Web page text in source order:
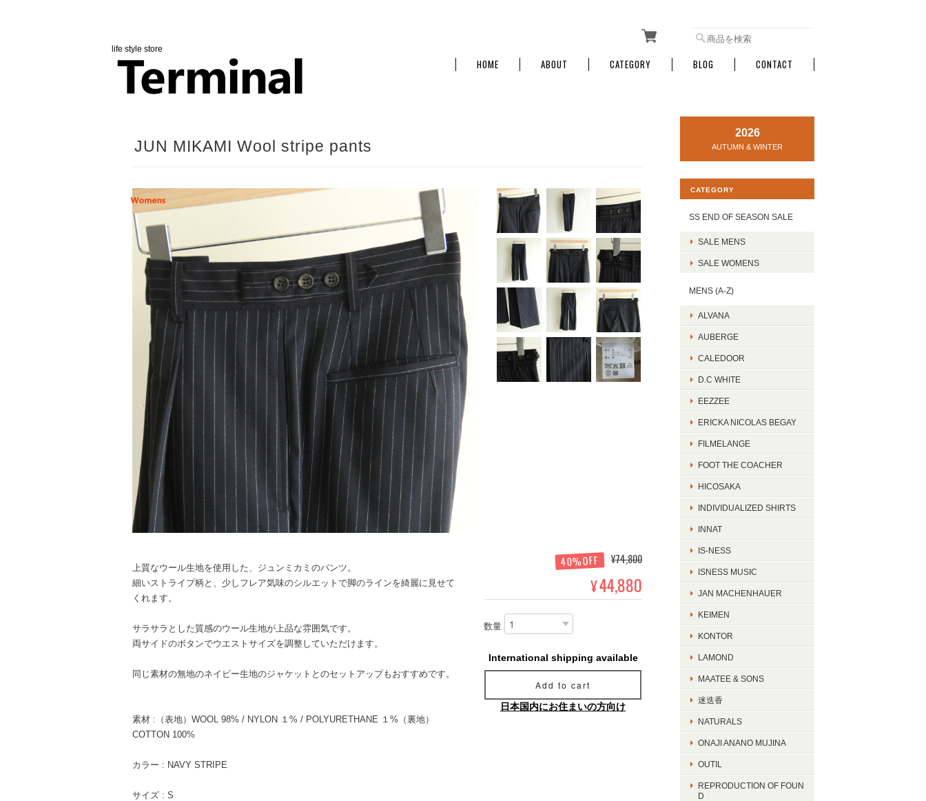
life style store
HOME ABOUT CATEGORY BLOG CONTACT
JUN MIKAMI Wool stripe pants
上質なウール生地を使用した、ジュンミカミのパンツ。
細いストライプ柄と、少しフレア気味のシルエットで脚のラインを綺麗に見せて
くれます。
サラサラとした質感のウール生地が上品な雰囲気です。
両サイドのボタンでウエストサイズを調整していただけます。
同じ素材の無地のネイビー生地のジャケットとのセットアップもおすすめです。
素材 :（表地）WOOL 98% / NYLON １% / POLYURETHANE １%（裏地）
COTTON 100%
カラー : NAVY STRIPE
サイズ : S
40%OFF ¥74,800
¥44,880
数量
International shipping available
Add to cart
日本国内にお住まいの方向け
2026
AUTUMN & WINTER
CATEGORY
SS END OF SEASON SALE
SALE MENS
SALE WOMENS
MENS (A-Z)
ALVANA
AUBERGE
CALEDOOR
D.C WHITE
EEZZEE
ERICKA NICOLAS BEGAY
FILMELANGE
FOOT THE COACHER
HICOSAKA
INDIVIDUALIZED SHIRTS
INNAT
IS-NESS
ISNESS MUSIC
JAN MACHENHAUER
KEIMEN
KONTOR
LAMOND
MAATEE & SONS
迷迭香
NATURALS
ONAJI ANANO MUJINA
OUTIL
REPRODUCTION OF FOUN
D